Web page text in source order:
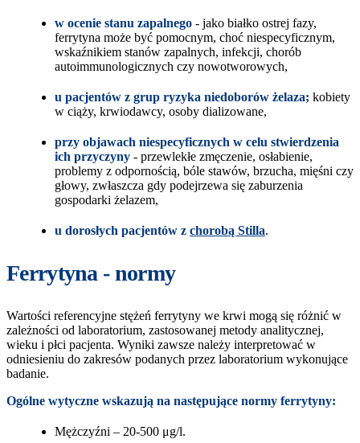
w ocenie stanu zapalnego - jako białko ostrej fazy,
ferrytyna może być pomocnym, choć niespecyficznym,
wskaźnikiem stanów zapalnych, infekcji, chorób
autoimmunologicznych czy nowotworowych,
u pacjentów z grup ryzyka niedoborów żelaza; kobiety
w ciąży, krwiodawcy, osoby dializowane,
przy objawach niespecyficznych w celu stwierdzenia
ich przyczyny - przewlekłe zmęczenie, osłabienie,
problemy z odpornością, bóle stawów, brzucha, mięśni czy
głowy, zwłaszcza gdy podejrzewa się zaburzenia
gospodarki żelazem,
u dorosłych pacjentów z chorobą Stilla.
Ferrytyna - normy
Wartości referencyjne stężeń ferrytyny we krwi mogą się różnić w
zależności od laboratorium, zastosowanej metody analitycznej,
wieku i płci pacjenta. Wyniki zawsze należy interpretować w
odniesieniu do zakresów podanych przez laboratorium wykonujące
badanie.
Ogólne wytyczne wskazują na następujące normy ferrytyny:
Mężczyźni – 20-500 μg/l.